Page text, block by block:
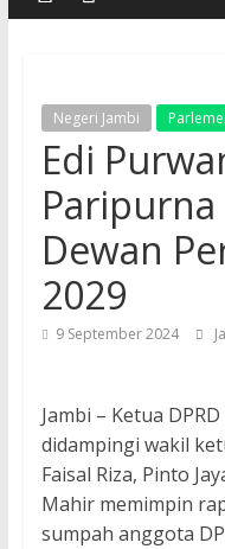
Negeri Jambi
Edi
Dewan
2029
9 September 2024
Jambi – Ketua
didampingi wakil
Faisal Riza, Pinto
Mahir memimpin
sumpah anggota